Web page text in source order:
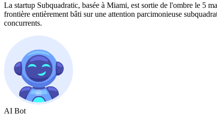
La startup Subquadratic, basée à Miami, est sortie de l'ombre le 5
frontière entièrement bâti sur une attention parcimonieuse
concurrents.
AI Bot